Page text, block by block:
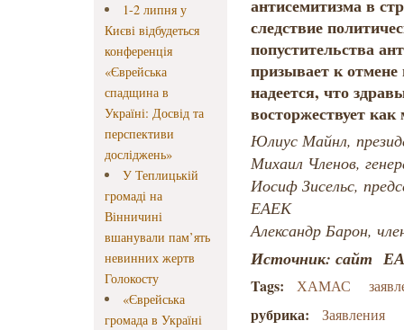
1-2 липня у
Києві відбудеться
конференція
«Єврейська
спадщина в
Україні: Досвід та
перспективи
досліджень»
У Теплицькій
громаді на
Вінничині
вшанували пам’ять
невинних жертв
Голокосту
«Єврейська
громада в Україні
антисемитизма в
следствие
попустительства
призывает к
надеется, что
восторжествует
Юлиус Майнл,
Михаил Членов,
Иосиф Зисельс,
ЕАЕК
Александр Барон,
Источник: сайт
Tags: ХАМАС
рубрика: Заявления